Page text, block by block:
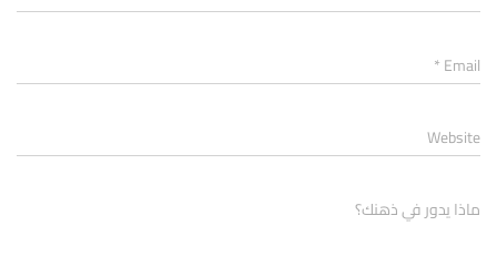
Email
*
Website
ماذا يدور في ذهنك؟